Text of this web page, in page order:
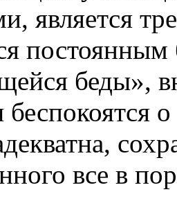
является
беды»,
все в